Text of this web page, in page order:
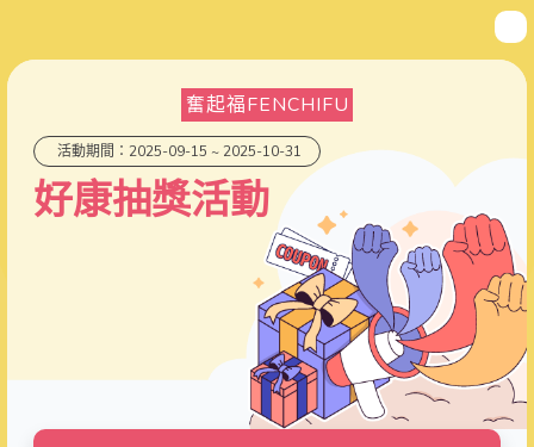
奮起福FENCHIFU
活動期間：2025-09-15 ~ 2025-10-31
好康抽獎活動